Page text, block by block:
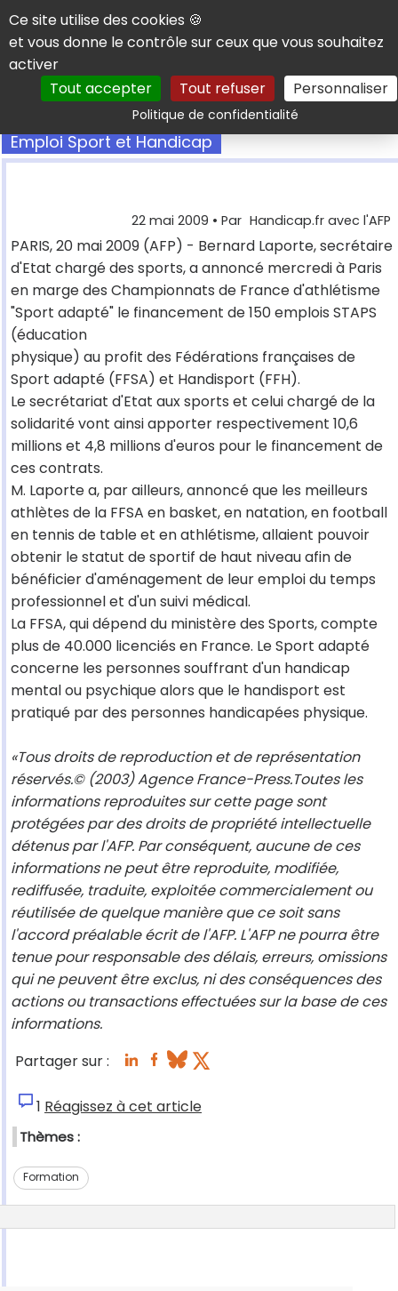
Panneau de gestion des cookies
Ce site utilise des cookies 🍪
et vous donne le contrôle sur ceux que vous souhaitez
activer
Tout accepter
Tout refuser Personnaliser
Politique de confidentialitéRechercher
Emploi Sport et Handicap
22 mai 2009 • Par Handicap.fr avec l'AFP
PARIS, 20 mai 2009 (AFP) - Bernard Laporte, secrétaire
d'Etat chargé des sports, a annoncé mercredi à Paris
en marge des Championnats de France d'athlétisme
"Sport adapté" le financement de 150 emplois STAPS
(éducation
physique) au profit des Fédérations françaises de
Sport adapté (FFSA) et Handisport (FFH).
Le secrétariat d'Etat aux sports et celui chargé de la
solidarité vont ainsi apporter respectivement 10,6
millions et 4,8 millions d'euros pour le financement de
ces contrats.
M. Laporte a, par ailleurs, annoncé que les meilleurs
athlètes de la FFSA en basket, en natation, en football
en tennis de table et en athlétisme, allaient pouvoir
obtenir le statut de sportif de haut niveau afin de
bénéficier d'aménagement de leur emploi du temps
professionnel et d'un suivi médical.
La FFSA, qui dépend du ministère des Sports, compte
plus de 40.000 licenciés en France. Le Sport adapté
concerne les personnes souffrant d'un handicap
mental ou psychique alors que le handisport est
pratiqué par des personnes handicapées physique.
«Tous droits de reproduction et de représentation
réservés.© (2003) Agence France-Press.Toutes les
informations reproduites sur cette page sont
protégées par des droits de propriété intellectuelle
détenus par l'AFP. Par conséquent, aucune de ces
informations ne peut être reproduite, modifiée,
rediffusée, traduite, exploitée commercialement ou
réutilisée de quelque manière que ce soit sans
l'accord préalable écrit de l'AFP. L'AFP ne pourra être
tenue pour responsable des délais, erreurs, omissions
qui ne peuvent être exclus, ni des conséquences des
actions ou transactions effectuées sur la base de ces
informations.
Partager sur :
1 Réagissez à cet article
Thèmes :
Formation